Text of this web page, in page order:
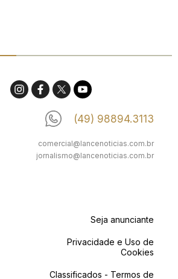
(49) 98894.3113
comercial@lancenoticias.com.br
jornalismo@lancenoticias.com.br
Seja anunciante
Privacidade e Uso de
Cookies
Classificados - Termos de